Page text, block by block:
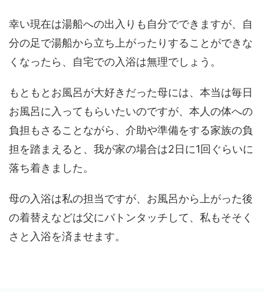
幸い現在は湯船への出入りも自分でできますが、自
分の足で湯船から立ち上がったりすることができな
くなったら、自宅での入浴は無理でしょう。
もともとお風呂が大好きだった母には、本当は毎日
お風呂に入ってもらいたいのですが、本人の体への
負担もさることながら、介助や準備をする家族の負
担を踏まえると、我が家の場合は2日に1回ぐらいに
落ち着きました。
母の入浴は私の担当ですが、お風呂から上がった後
の着替えなどは父にバトンタッチして、私もそそく
さと入浴を済ませます。